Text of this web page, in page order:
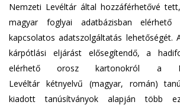
Nemzeti Levéltár által hozzáférhetővé
magyar foglyai adatbázisban elérhető
kapcsolatos adatszolgáltatás lehetőségét.
kárpótlási eljárást elősegítendő, a
elérhető orosz kartonokról a
Levéltár kétnyelvű (magyar, román)
kiadott tanúsítványok alapján több